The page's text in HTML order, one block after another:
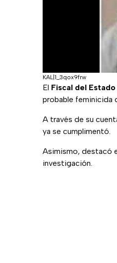
KAL|1_3qox9frw
El Fiscal del
probable feminicida
A través de su
ya se cumplimentó.
Asimismo, destacó
investigación.